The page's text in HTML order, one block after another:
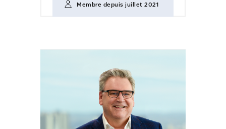
Membre depuis juillet 2021